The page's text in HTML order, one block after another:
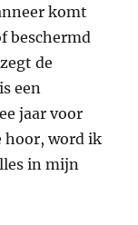
komt
beschermd
de
een
jaar voor
hoor, word ik
in mijn